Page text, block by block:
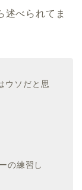
述べられてま
ウソだと思
の練習し